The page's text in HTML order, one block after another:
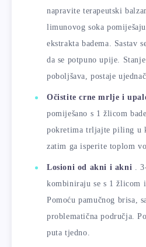
napravite terapeutski
limunovog soka
ekstrakta badema. Sastav
da se potpuno upije.
poboljšava, postaje
Očistite crne mrlje i
pomiješano s 1 žlicom
pokretima trljajte piling u
zatim ga isperite toplom
Losioni od akni i akni .
kombiniraju se s 1 žlicom
Pomoću pamučnog brisa,
problematična područja.
puta tjedno.